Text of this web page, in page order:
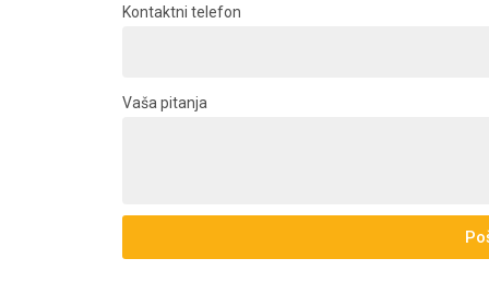
Kontaktni telefon
Vaša pitanja